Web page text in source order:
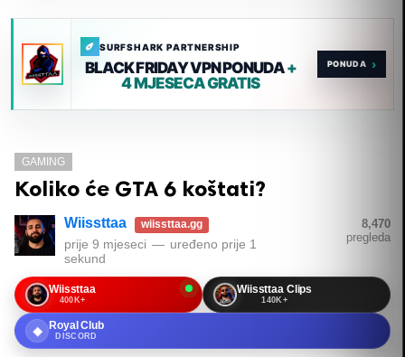
SURFSHARK PARTNERSHIP
BLACK FRIDAY VPN PONUDA+
4 MJESECA GRATIS
›
GAMING
Koliko će GTA 6 koštati?
Wiissttaa wiissttaa.gg
prije 9 mjeseci — uređeno prije 1
sekund
8,470
pregleda
Wiissttaa
400K+
Wiissttaa Clips
140K+
◆ Royal Club
DISCORD